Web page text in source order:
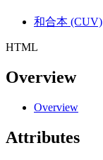
和合本 (CUV)
HTML
Overview
Overview
Attributes